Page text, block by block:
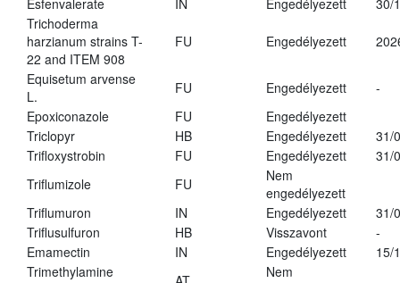
Esfenvalerate
IN Engedélyezett
30/
Trichoderma
harzianum strains T-
22 and ITEM 908
FU Engedélyezett
Equisetum arvense
L.
FU Engedélyezett
-
Epoxiconazole
FU
Engedélyezett
Triclopyr
HB Engedélyezett
31/
Trifloxystrobin
FU Engedélyezett
31/
Triflumizole
FU
Nem
engedélyezett
Triflumuron
IN Engedélyezett
31/
Triflusulfuron
HB Visszavont
-
Emamectin
IN Engedélyezett
15/
Trimethylamine
Nem